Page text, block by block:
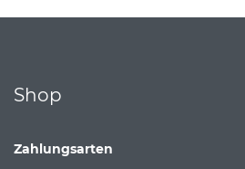
Shop
Zahlungsarten